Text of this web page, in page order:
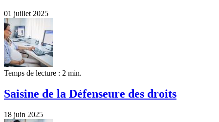
01 juillet 2025
Temps de lecture : 2 min.
Saisine de la Défenseure des droits
18 juin 2025